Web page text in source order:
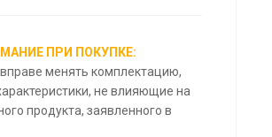
ПРИ ПОКУПКЕ:
менять комплектацию,
не влияющие на
продукта, заявленного в